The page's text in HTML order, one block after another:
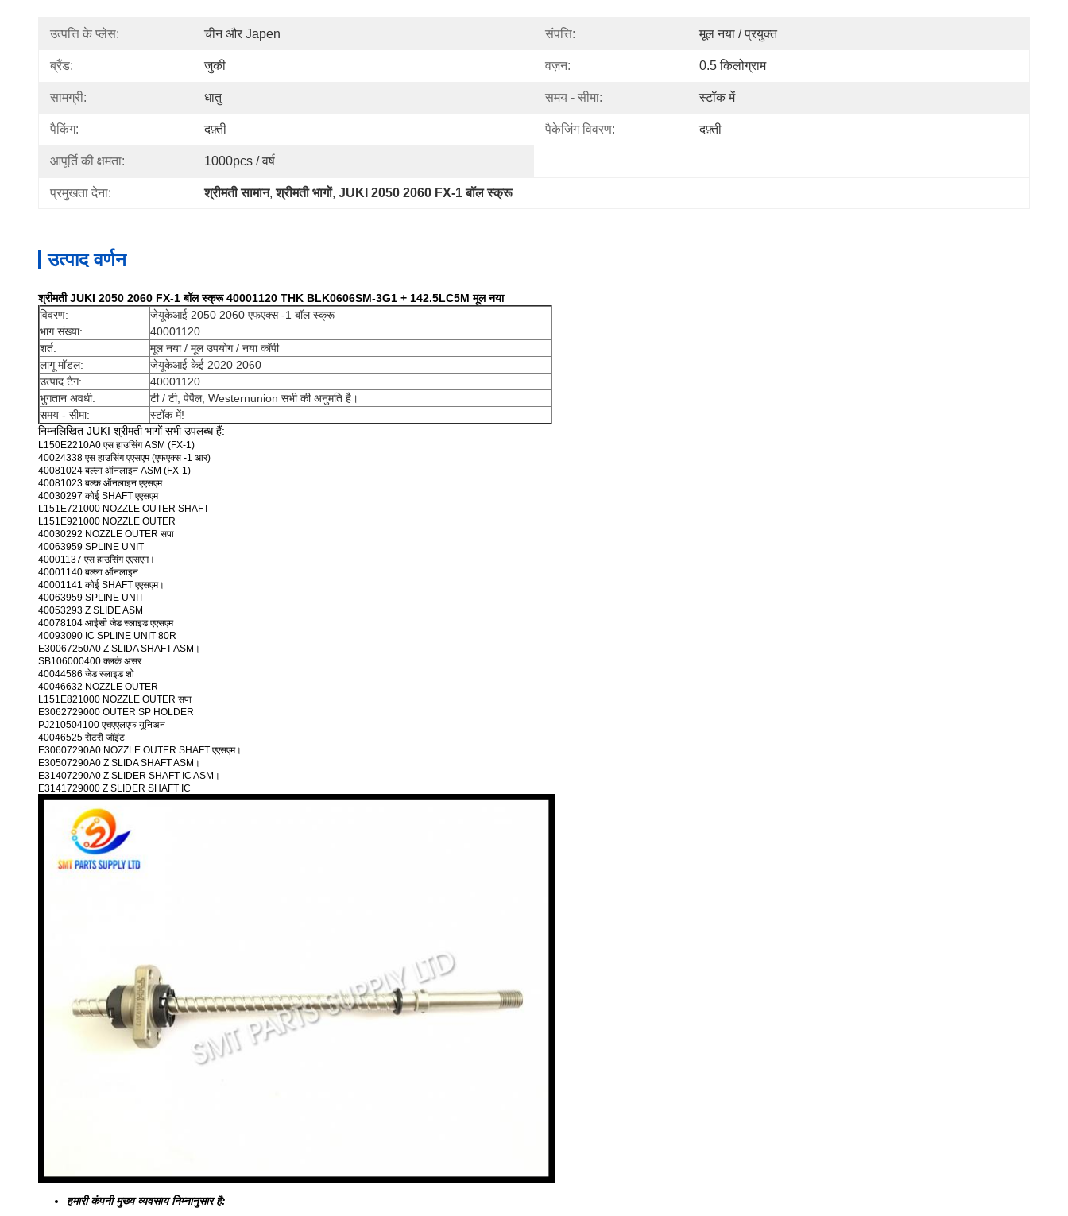
उत्पत्ति के प्लेस: चीन और Japen संपत्ति: मूल नया / प्रयुक्त
ब्रैंड: जुकी वज़न: 0.5 किलोग्राम
सामग्री: धातु समय - सीमा: स्टॉक में
पैकिंग: दफ़्ती पैकेजिंग विवरण: दफ़्ती
आपूर्ति की क्षमता: 1000pcs / वर्ष
प्रमुखता देना: श्रीमती सामान, श्रीमती भागों, JUKI 2050 2060 FX-1 बॉल स्क्रू
उत्पाद वर्णन
श्रीमती JUKI 2050 2060 FX-1 बॉल स्क्रू 40001120 THK BLK0606SM-3G1 + 142.5LC5M मूल नया
विवरण:
जेयूकेआई 2050 2060 एफएक्स -1 बॉल स्क्रू
भाग संख्या:
40001120
शर्त:
मूल नया / मूल उपयोग / नया कॉपी
लागू मॉडल:
जेयूकेआई केई 2020 2060
उत्पाद टैग:
40001120
भुगतान अवधी:
टी / टी, पेपैल, Westernunion सभी की अनुमति है।
समय - सीमा:
स्टॉक में!
निम्नलिखित JUKI श्रीमती भागों सभी उपलब्ध हैं:
L150E2210A0 एस हाउसिंग ASM (FX-1)
40024338 एस हाउसिंग एएसएम (एफएक्स -1 आर)
40081024 बल्ला ऑनलाइन ASM (FX-1)
40081023 बल्क ऑनलाइन एएसएम
40030297 कोई SHAFT एएसएम
L151E721000 NOZZLE OUTER SHAFT
L151E921000 NOZZLE OUTER
40030292 NOZZLE OUTER सपा
40063959 SPLINE UNIT
40001137 एस हाउसिंग एएसएम।
40001140 बल्ला ऑनलाइन
40001141 कोई SHAFT एएसएम।
40063959 SPLINE UNIT
40053293 Z SLIDE ASM
40078104 आईसी जेड स्लाइड एएसएम
40093090 IC SPLINE UNIT 80R
E30067250A0 Z SLIDA SHAFT ASM।
SB106000400 क्लर्क असर
40044586 जेड स्लाइड शो
40046632 NOZZLE OUTER
L151E821000 NOZZLE OUTER सपा
E3062729000 OUTER SP HOLDER
PJ210504100 एचएएलएफ यूनिअन
40046525 रोटरी जॉइंट
E30607290A0 NOZZLE OUTER SHAFT एएसएम।
E30507290A0 Z SLIDA SHAFT ASM।
E31407290A0 Z SLIDER SHAFT IC ASM।
E3141729000 Z SLIDER SHAFT IC
हमारी कंपनी मुख्य व्यवसाय निम्नानुसार है: